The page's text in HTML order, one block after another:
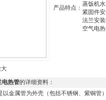
产品特点：
蒸饭机
紧固件
法兰安
空气电
电热管的详细资料：
以金属管为外壳（包括不锈钢、紫铜管